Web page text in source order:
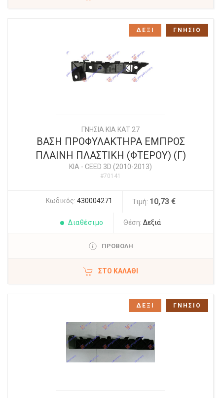
ΓΝΗΣΙΑ KIA KAT 27
ΒΑΣΗ ΠΡΟΦΥΛΑΚΤΗΡΑ ΕΜΠΡΟΣ
ΠΛΑΙΝΗ ΠΛΑΣΤΙΚΗ (ΦΤΕΡΟΥ) (Γ)
KIA - CEED 3D (2010-2013)
#70141
Κωδικός: 430004271 Τιμή: 10,73 €
Διαθέσιμο Θέση: Δεξιά
ΠΡΟΒΟΛΗ
ΣΤΟ ΚΑΛΆΘΙ
ΔΕΞΙ ΓΝΗΣΙΟ
ΔΕΞΙ ΓΝΗΣΙΟ